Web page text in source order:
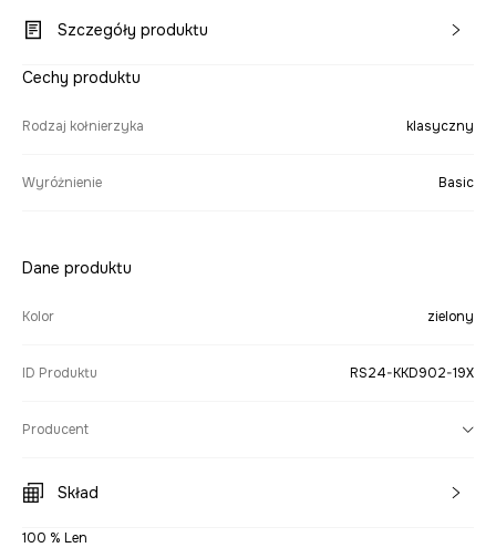
Szczegóły produktu
Cechy produktu
Rodzaj kołnierzyka klasyczny
Wyróżnienie Basic
Dane produktu
Kolor zielony
ID Produktu RS24-KKD902-19X
Producent
Skład
100 % Len